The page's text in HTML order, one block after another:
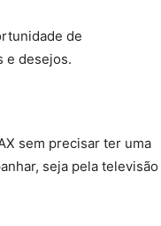
de
e desejos.
sem precisar ter uma
seja pela televisão